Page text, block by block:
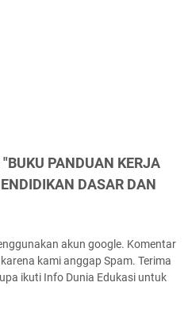
PANDUAN KERJA
DASAR DAN
akun google. Komentar
kami anggap Spam. Terima
ikuti Info Dunia Edukasi untuk